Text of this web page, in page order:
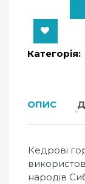
Категорія:
ОПИС
Кедрові
народів